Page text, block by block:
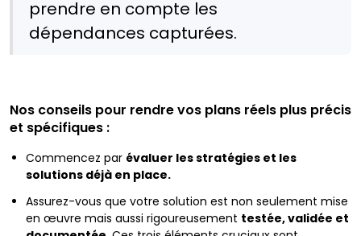
prendre en compte les
dépendances capturées.
Nos conseils pour rendre vos plans réels plus précis
et spécifiques :
Commencez par évaluer les stratégies et les
solutions déjà en place.
Assurez-vous que votre solution est non seulement mise
en œuvre mais aussi rigoureusement testée, validée et